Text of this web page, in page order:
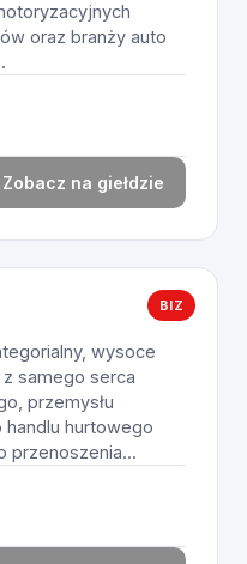
oraz branży auto
Zobacz na giełdzie
BIZ
wysoce
samego serca
przemysłu
hurtowego
przenoszenia...